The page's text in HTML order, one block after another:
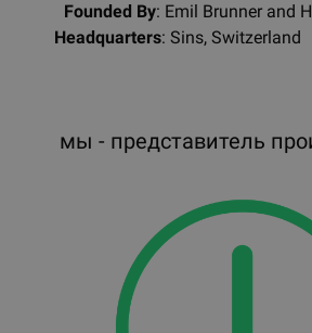
Founded By: Emil Brunner and
Headquarters: Sins,
мы - представитель